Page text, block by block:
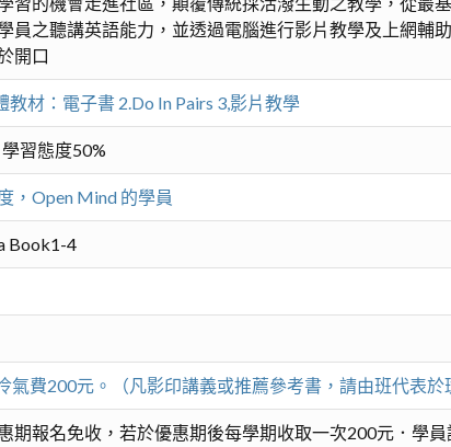
員之聽講英語能力，並透過電腦進行影片教學及上網
開口
教材：電子書 2.Do In Pairs 3,影片教學
習態度50%
，Open Mind 的學員
Book1-4
氣費200元。（凡影印講義或推薦參考書，請由班代表於
期報名免收，若於優惠期後每學期收取一次200元．學